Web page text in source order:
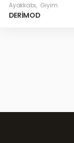
Ayakkabı, Giyim
DERİMOD